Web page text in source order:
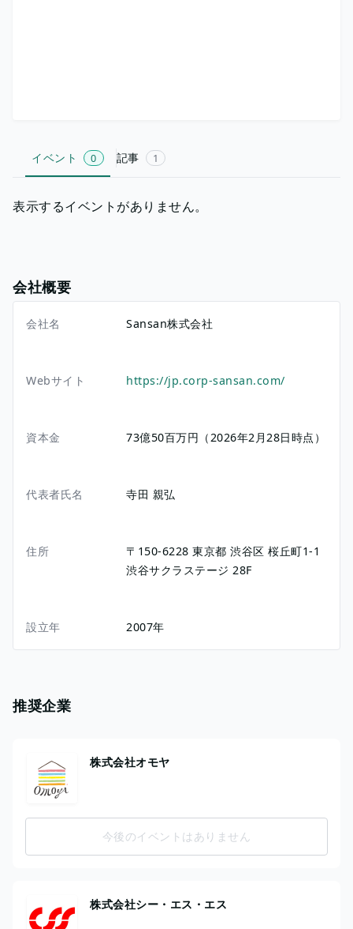
イベント 0 記事 1
表示するイベントがありません。
会社概要
会社名 Sansan株式会社
Webサイト https://jp.corp-sansan.com/
資本金 73億50百万円（2026年2月28日時点）
代表者氏名 寺田 親弘
住所 〒150-6228東京都渋谷区 桜丘町1-1
渋谷サクラステージ 28F
設立年 2007年
推奨企業
株式会社オモヤ
今後のイベントはありません
株式会社シー・エス・エス